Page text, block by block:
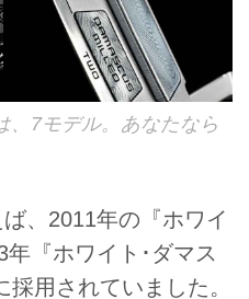
、7モデル。あなたなら
、2011年の『ホワイ
年『ホワイト･ダマス
用されていました。